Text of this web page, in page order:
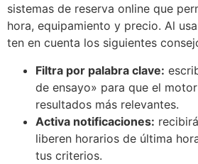
sistemas de reserva online que
hora, equipamiento y precio. Al
ten en cuenta los siguientes
Filtra por palabra clave:
de ensayo» para que el
resultados más relevantes.
Activa notificaciones:
liberen horarios de última
tus criterios.